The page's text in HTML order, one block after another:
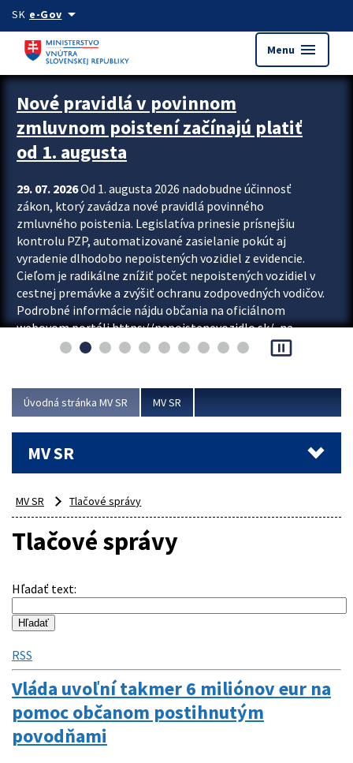
Preskocit na hlavný obsah
SK e-Govarrow_drop_down
Menu menu
Zastavit automatický posun upútavok
Nové pravidlá v povinnom
zmluvnom poistení začínajú platiť
od 1. augusta
29. 07. 2026Od 1. augusta 2026 nadobudne účinnosť
zákon, ktorý zavádza nové pravidlá povinného
zmluvného poistenia. Legislatíva prinesie prísnejšiu
kontrolu PZP, automatizované zasielanie pokút aj
vyradenie dlhodobo nepoistených vozidiel z evidencie.
Cieľom je radikálne znížiť počet nepoistených vozidiel v
cestnej premávke a zvýšiť ochranu zodpovedných vodičov.
Podrobné informácie nájdu občania na oficiálnom
webovom portáli https://nepoistenevozidlo.sk/, na
ktorom od augusta pribudne aj možnosť overiť si...
pause_presentation
Úvodná stránka MV SR MV SR
MV SR
MV SR Tlačové správy
Tlačové správy
Hľadať text:
RSS
Vláda uvoľní takmer 6 miliónov eur na
pomoc občanom postihnutým
povodňami